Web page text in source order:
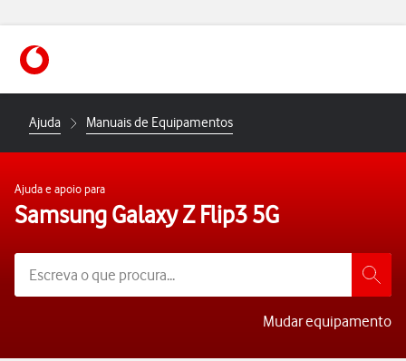
https://www.vodafone.pt
Ajuda Manuais de Equipamentos
Ajuda e apoio para
Samsung Galaxy Z Flip3 5G
Mudar equipamento